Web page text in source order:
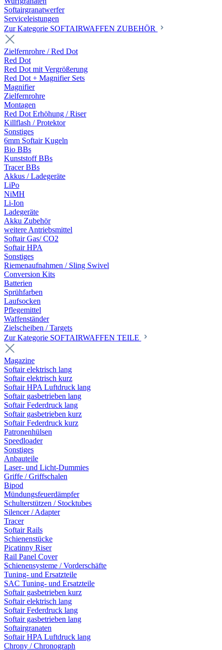
Softairgranatwerfer
Serviceleistungen
Zur Kategorie SOFTAIRWAFFEN ZUBEHÖR
Zielfernrohre / Red Dot
Red Dot
Red Dot mit Vergrößerung
Red Dot + Magnifier Sets
Magnifier
Zielfernrohre
Montagen
Red Dot Erhöhung / Riser
Killflash / Protektor
Sonstiges
6mm Softair Kugeln
Bio BBs
Kunststoff BBs
Tracer BBs
Akkus / Ladegeräte
LiPo
NiMH
Li-Ion
Ladegeräte
Akku Zubehör
weitere Antriebsmittel
Softair Gas/ CO2
Softair HPA
Sonstiges
Riemenaufnahmen / Sling Swivel
Conversion Kits
Batterien
Sprühfarben
Laufsocken
Pflegemittel
Waffenständer
Zielscheiben / Targets
Zur Kategorie SOFTAIRWAFFEN TEILE
Magazine
Softair elektrisch lang
Softair elektrisch kurz
Softair HPA Luftdruck lang
Softair gasbetrieben lang
Softair Federdruck lang
Softair gasbetrieben kurz
Softair Federdruck kurz
Patronenhülsen
Speedloader
Sonstiges
Anbauteile
Laser- und Licht-Dummies
Griffe / Griffschalen
Bipod
Mündungsfeuerdämpfer
Schulterstützen / Stocktubes
Silencer / Adapter
Tracer
Softair Rails
Schienenstücke
Picatinny Riser
Rail Panel Cover
Schienensysteme / Vorderschäfte
Tuning- und Ersatzteile
SAC Tuning- und Ersatzteile
Softair gasbetrieben kurz
Softair elektrisch lang
Softair Federdruck lang
Softair gasbetrieben lang
Softairgranaten
Softair HPA Luftdruck lang
Chrony / Chronograph